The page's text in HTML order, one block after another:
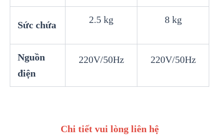
Sức chứa 2.5 kg 8 kg
Nguồn
điện
220V/50Hz 220V/50Hz
Chi tiết vui lòng liên hệ